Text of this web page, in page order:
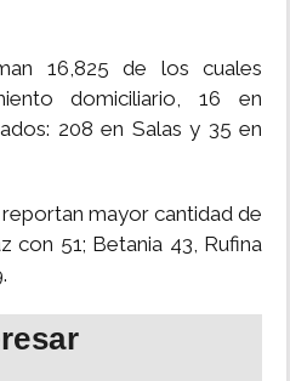
16,825 de los cuales
domiciliario, 16 en
208 en Salas y 35 en
mayor cantidad de
con 51; Betania 43, Rufina